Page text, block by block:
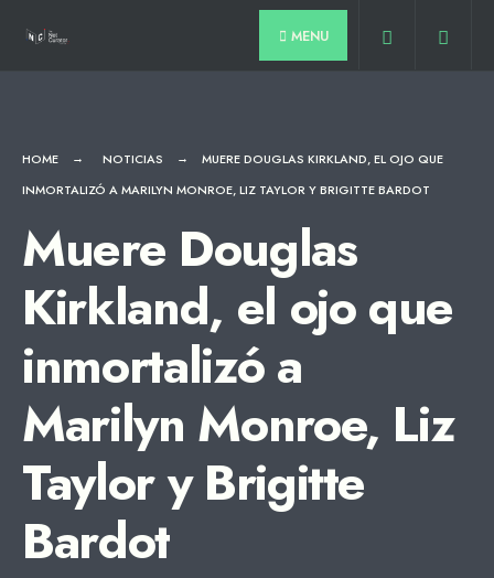
MENU
HOME NOTICIAS
MUERE DOUGLAS KIRKLAND, EL OJO QUE
INMORTALIZÓ A MARILYN MONROE, LIZ TAYLOR Y BRIGITTE BARDOT
Muere Douglas
Kirkland, el ojo que
inmortalizó a
Marilyn Monroe, Liz
Taylor y Brigitte
Bardot